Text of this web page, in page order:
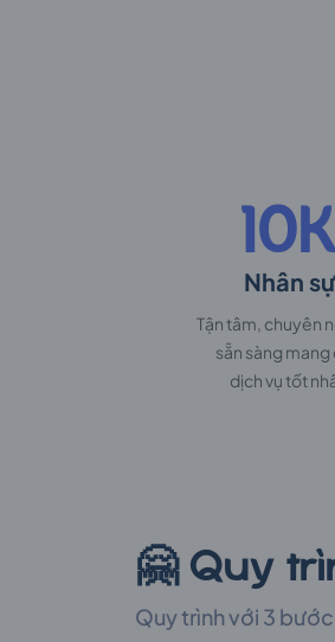
Nhân sự
Tận tâm, chuyên
sẵn sàng mang
dịch vụ tốt
🤗 Quy
Quy trình với 3